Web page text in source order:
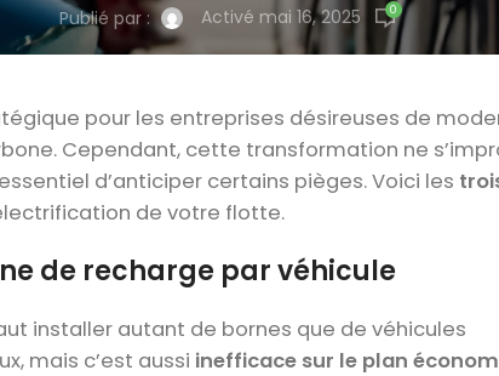
Publié par : Activé mai 16, 2025 0
pour les entreprises désireuses de
Cependant, cette transformation ne
d’anticiper certains pièges. Voici les
de votre flotte.
de recharge par véhicule
installer autant de bornes que de véhicules
mais c’est aussi inefficace sur le plan